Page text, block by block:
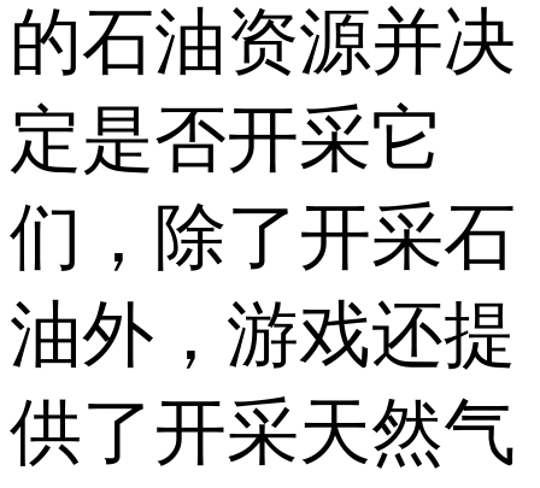
的石油资源并决
定是否开采它
们，除了开采石
油外，游戏还提
供了开采天然气